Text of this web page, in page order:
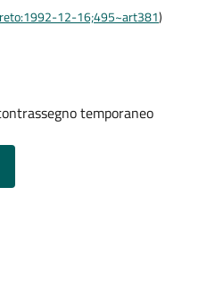
12-16;495~art381)
temporaneo